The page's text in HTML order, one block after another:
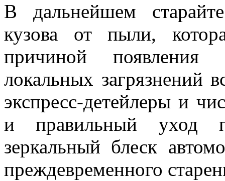
В дальнейшем
кузова от пыли,
причиной появления
локальных загрязнений
экспресс-детейлеры и
и правильный уход
зеркальный блеск
преждевременного